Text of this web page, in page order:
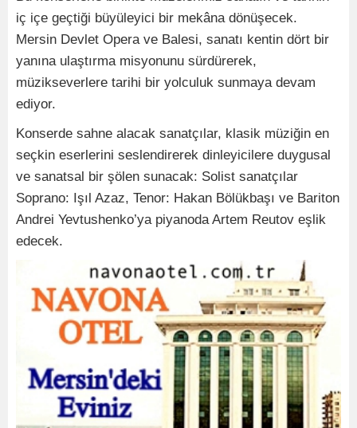
iç içe geçtiği büyüleyici bir mekâna dönüşecek.
Mersin Devlet Opera ve Balesi, sanatı kentin dört bir
yanına ulaştırma misyonunu sürdürerek,
müzikseverlere tarihi bir yolculuk sunmaya devam
ediyor.
Konserde sahne alacak sanatçılar, klasik müziğin en
seçkin eserlerini seslendirerek dinleyicilere duygusal
ve sanatsal bir şölen sunacak: Solist sanatçılar
Soprano: Işıl Azaz, Tenor: Hakan Bölükbaşı ve Bariton
Andrei Yevtushenko’ya piyanoda Artem Reutov eşlik
edecek.